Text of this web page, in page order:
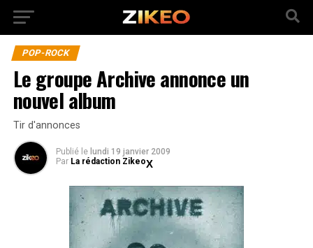
POP-ROCK
Le groupe Archive annonce un
nouvel album
Tir d'annonces
Publié le lundi 19 janvier 2009
Par La rédaction Zikeo